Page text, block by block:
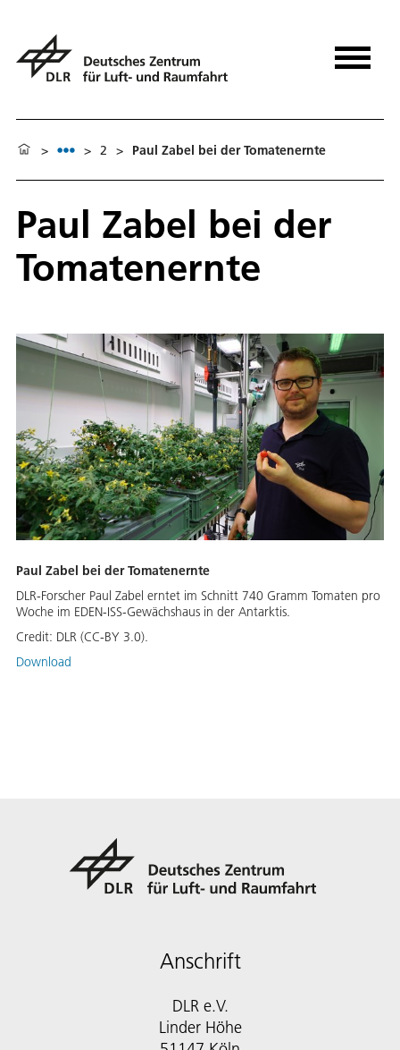
> > 2 > Paul Zabel bei der Tomatenernte
Paul Zabel bei der
Tomatenernte
Paul Zabel bei der Tomatenernte
DLR-Forscher Paul Zabel erntet im Schnitt 740 Gramm Tomaten pro
Woche im EDEN-ISS-Gewächshaus in der Antarktis.
Credit: DLR (CC-BY 3.0).
Download
Anschrift
DLR e.V.
Linder Höhe